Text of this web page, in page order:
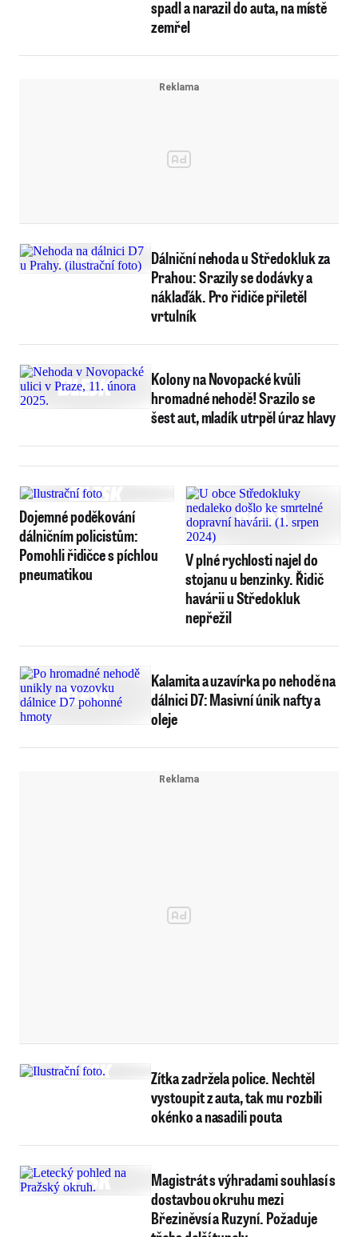
spadl a narazil do auta, na místě
zemřel
Dálniční nehoda u Středokluk za
Prahou: Srazily se dodávky a
náklaďák. Pro řidiče přiletěl
vrtulník
Kolony na Novopacké kvůli
hromadné nehodě! Srazilo se
šest aut, mladík utrpěl úraz hlavy
Dojemné poděkování
dálničním policistům:
Pomohli řidičce s píchlou
pneumatikou
V plné rychlosti najel do
stojanu u benzinky. Řidič
havárii u Středokluk
nepřežil
Kalamita a uzavírka po nehodě na
dálnici D7: Masivní únik nafty a
oleje
Zítka zadržela police. Nechtěl
vystoupit z auta, tak mu rozbili
okénko a nasadili pouta
Magistrát s výhradami souhlasí s
dostavbou okruhu mezi
Březiněvsí a Ruzyní. Požaduje